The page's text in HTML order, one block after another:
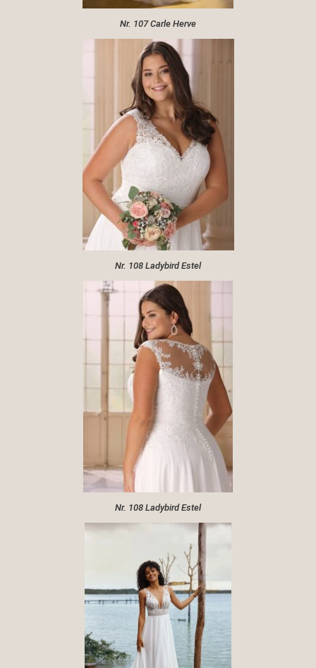
Nr. 107 Carle Herve
Nr. 108 Ladybird Estel
Nr. 108 Ladybird Estel